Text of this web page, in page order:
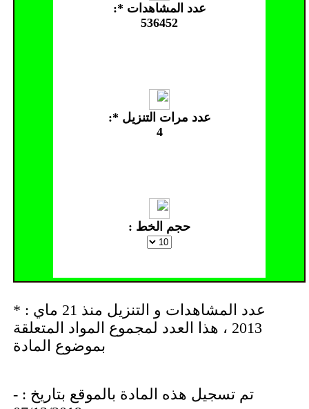
عدد المشاهدات *:
536452
عدد مرات التنزيل *:
4
حجم الخط :
* : عدد المشاهدات و التنزيل منذ 21 ماي
2013 ، هذا العدد لمجموع المواد المتعلقة
بموضوع المادة
- تم تسجيل هذه المادة بالموقع بتاريخ :